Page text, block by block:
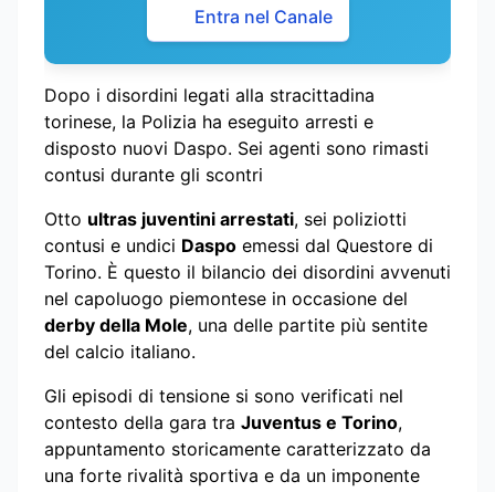
Entra nel Canale
Dopo i disordini legati alla stracittadina
torinese, la Polizia ha eseguito arresti e
disposto nuovi Daspo. Sei agenti sono rimasti
contusi durante gli scontri
Otto ultras juventini arrestati, sei poliziotti
contusi e undici Daspo emessi dal Questore di
Torino. È questo il bilancio dei disordini avvenuti
nel capoluogo piemontese in occasione del
derby della Mole, una delle partite più sentite
del calcio italiano.
Gli episodi di tensione si sono verificati nel
contesto della gara tra Juventus e Torino,
appuntamento storicamente caratterizzato da
una forte rivalità sportiva e da un imponente